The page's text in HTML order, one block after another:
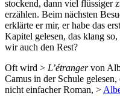
stockend, dann viel flüssiger
erzählen. Beim nächsten
erklärte er mir, er habe das
Kapitel gelesen, das klang so,
wir auch den Rest?
Oft wird > L’étrangervon
Camus in der Schule gelesen,
nicht einfacher Roman, >